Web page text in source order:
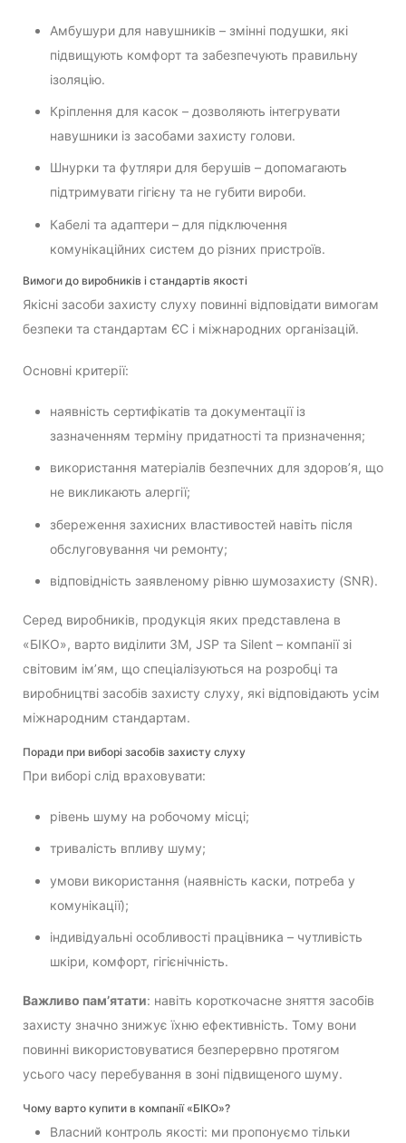
Амбушури для навушників – змінні подушки, які
підвищують комфорт та забезпечують правильну
ізоляцію.
Кріплення для касок – дозволяють інтегрувати
навушники із засобами захисту голови.
Шнурки та футляри для берушів – допомагають
підтримувати гігієну та не губити вироби.
Кабелі та адаптери – для підключення
комунікаційних систем до різних пристроїв.
Вимоги до виробників і стандартів якості
Якісні засоби захисту слуху повинні відповідати вимогам
безпеки та стандартам ЄС і міжнародних організацій.
Основні критерії:
наявність сертифікатів та документації із
зазначенням терміну придатності та призначення;
використання матеріалів безпечних для здоров’я, що
не викликають алергії;
збереження захисних властивостей навіть після
обслуговування чи ремонту;
відповідність заявленому рівню шумозахисту (SNR).
Серед виробників, продукція яких представлена в
«БІКО», варто виділити 3M, JSP та Silent – компанії зі
світовим ім’ям, що спеціалізуються на розробці та
виробництві засобів захисту слуху, які відповідають усім
міжнародним стандартам.
Поради при виборі засобів захисту слуху
При виборі слід враховувати:
рівень шуму на робочому місці;
тривалість впливу шуму;
умови використання (наявність каски, потреба у
комунікації);
індивідуальні особливості працівника – чутливість
шкіри, комфорт, гігієнічність.
Важливо пам’ятати: навіть короткочасне зняття засобів
захисту значно знижує їхню ефективність. Тому вони
повинні використовуватися безперервно протягом
усього часу перебування в зоні підвищеного шуму.
Чому варто купити в компанії «БІКО»?
Власний контроль якості: ми пропонуємо тільки